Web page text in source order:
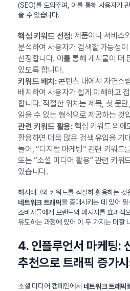
(SEO)를 도와주며, 이를 통해 사용자가
줄 수 있습니다.
핵심 키워드 선정:제품이나 서비스
분석하여 사용자가 검색할 가능성
선정합니다. 이를 통해 게시물이 더
있도록 합니다.
키워드 배치:콘텐츠 내에서 자연스
배치하여 사용자가 쉽게 이해하고
합니다. 적절한 위치는 제목, 첫 문
읽을 수 있는 형식으로 제공하는 것
관련 키워드 활용:핵심 키워드 외에
활용하면 더욱 많은 검색 유입을 기
들어, “디지털 마케팅” 관련 키워드
또는 “소셜 미디어 활용” 관련 키워
있습니다.
해시태그와 키워드를 적절히 활용하는 것
네트워크 트래픽을 증대시키는 데 있어
소비자들에게 브랜드의 메시지를 효과적
유도하는 과정에 있어 이 두 가지는 더할
4. 인플루언서 마케팅:
추천으로 트래픽 증가시
소셜 미디어 캠페인에서 네트워크 트래픽